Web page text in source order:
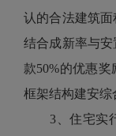
认的合法建筑
结合成新率与
款50%的优惠奖
框架结构建安综
3、住宅实行